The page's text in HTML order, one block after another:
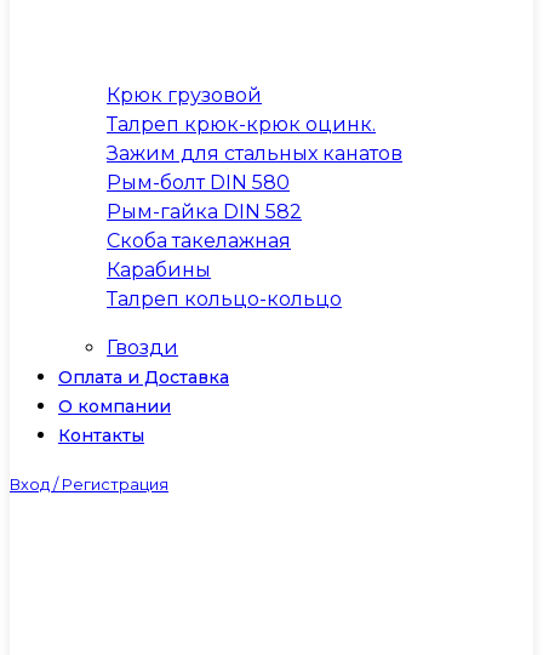
Крюк грузовой
Талреп крюк-крюк оцинк.
Зажим для стальных канатов
Рым-болт DIN 580
Рым-гайка DIN 582
Скоба такелажная
Карабины
Талреп кольцо-кольцо
Гвозди
Оплата и Доставка
О компании
Контакты
Вход / Регистрация